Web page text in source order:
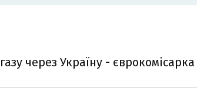
через Україну - єврокомісарка